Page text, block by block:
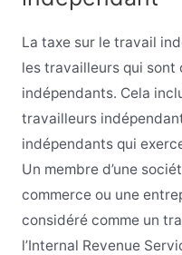
La taxe sur le travail
les travailleurs qui sont
indépendants. Cela
travailleurs
indépendants qui
Un membre d’une
commerce ou une
considéré comme un
l’Internal Revenue